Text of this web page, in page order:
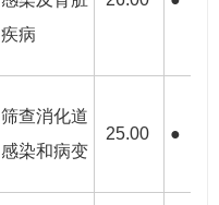
疾病
筛查消化道
感染和病变
25.00 ●